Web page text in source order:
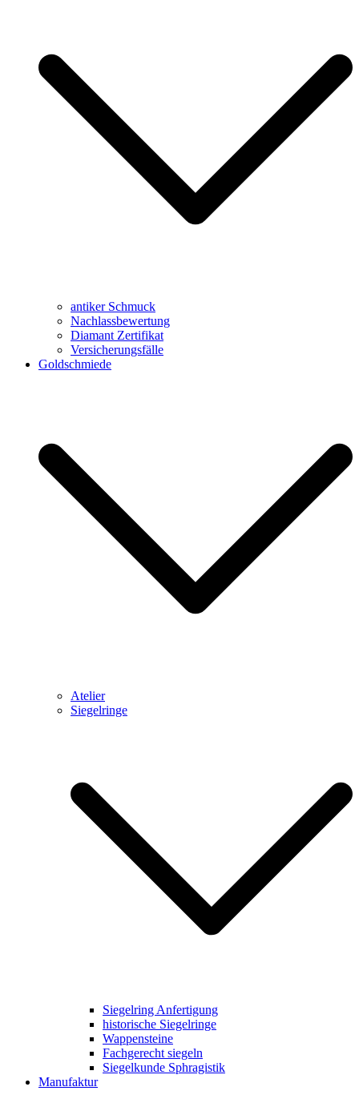
antiker Schmuck
Nachlassbewertung
Diamant Zertifikat
Versicherungsfälle
Goldschmiede
Atelier
Siegelringe
Siegelring Anfertigung
historische Siegelringe
Wappensteine
Fachgerecht siegeln
Siegelkunde Sphragistik
Manufaktur